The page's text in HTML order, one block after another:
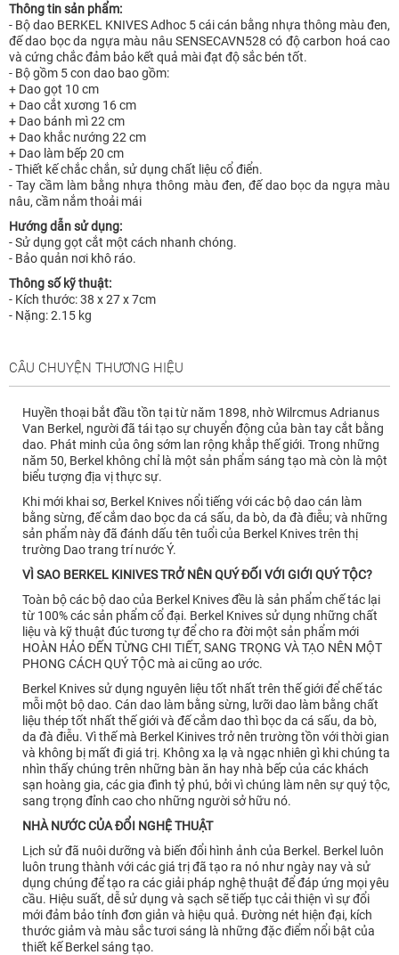
Thông tin sản phẩm:
- Bộ dao BERKEL KNIVES Adhoc 5 cái cán bằng nhựa thông màu đen,
đế dao bọc da ngựa màu nâu SENSECAVN528 có độ carbon hoá cao
và cứng chắc đảm bảo kết quả mài đạt độ sắc bén tốt.
- Bộ gồm 5 con dao bao gồm:
+ Dao gọt 10 cm
+ Dao cắt xương 16 cm
+ Dao bánh mì 22 cm
+ Dao khắc nướng 22 cm
+ Dao làm bếp 20 cm
- Thiết kế chắc chắn, sử dụng chất liệu cổ điển.
- Tay cầm làm bằng nhựa thông màu đen, đế dao bọc da ngựa màu
nâu, cầm nắm thoải mái
Hướng dẫn sử dụng:
- Sử dụng gọt cắt một cách nhanh chóng.
- Bảo quản nơi khô ráo.
Thông số kỹ thuật:
- Kích thước: 38 x 27 x 7cm
- Nặng: 2.15 kg
CÂU CHUYỆN THƯƠNG HIỆU
Huyền thoại bắt đầu tồn tại từ năm 1898, nhờ Wilrcmus Adrianus
Van Berkel, người đã tái tạo sự chuyển động của bàn tay cắt bằng
dao. Phát minh của ông sớm lan rộng khắp thế giới. Trong những
năm 50, Berkel không chỉ là một sản phẩm sáng tạo mà còn là một
biểu tượng địa vị thực sự.
Khi mới khai sơ, Berkel Knives nổi tiếng với các bộ dao cán làm
bằng sừng, đế cắm dao bọc da cá sấu, da bò, da đà điễu; và những
sản phẩm này đã đánh dấu tên tuổi của Berkel Knives trên thị
trường Dao trang trí nước Ý.
VÌ SAO BERKEL KINIVES TRỞ NÊN QUÝ ĐỐI VỚI GIỚI QUÝ TỘC?
Toàn bộ các bộ dao của Berkel Knives đều là sản phẩm chế tác lại
từ 100% các sản phẩm cổ đại. Berkel Knives sử dụng những chất
liệu và kỹ thuật đúc tương tự để cho ra đời một sản phẩm mới
HOÀN HẢO ĐẾN TỪNG CHI TIẾT, SANG TRỌNG VÀ TẠO NÊN MỘT
PHONG CÁCH QUÝ TỘC mà ai cũng ao ước.
Berkel Knives sử dụng nguyên liệu tốt nhất trên thế giới để chế tác
mỗi một bộ dao. Cán dao làm bằng sừng, lưỡi dao làm bằng chất
liệu thép tốt nhất thế giới và đế cắm dao thì bọc da cá sấu, da bò,
da đà điễu. Vì thế mà Berkel Kinives trở nên trường tồn với thời gian
và không bị mất đi giá trị. Không xa lạ và ngạc nhiên gì khi chúng ta
nhìn thấy chúng trên những bàn ăn hay nhà bếp của các khách
sạn hoàng gia, các gia đình tỷ phú, bởi vì chúng làm nên sự quý tộc,
sang trọng đỉnh cao cho những người sở hữu nó.
NHÀ NƯỚC CỦA ĐỔI NGHỆ THUẬT
Lịch sử đã nuôi dưỡng và biến đổi hình ảnh của Berkel. Berkel luôn
luôn trung thành với các giá trị đã tạo ra nó như ngày nay và sử
dụng chúng để tạo ra các giải pháp nghệ thuật để đáp ứng mọi yêu
cầu. Hiệu suất, dễ sử dụng và sạch sẽ tiếp tục cải thiện vì sự đổi
mới đảm bảo tính đơn giản và hiệu quả. Đường nét hiện đại, kích
thước giảm và màu sắc tươi sáng là những đặc điểm nổi bật của
thiết kế Berkel sáng tạo.